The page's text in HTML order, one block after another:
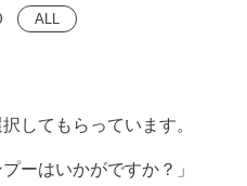
ALL
してもらっています。
ーはいかがですか？」